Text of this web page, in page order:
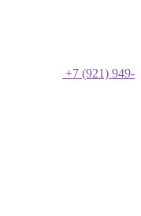
+7 (921) 949-